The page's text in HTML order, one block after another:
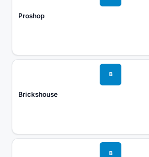
Proshop
B
Brickshouse
B